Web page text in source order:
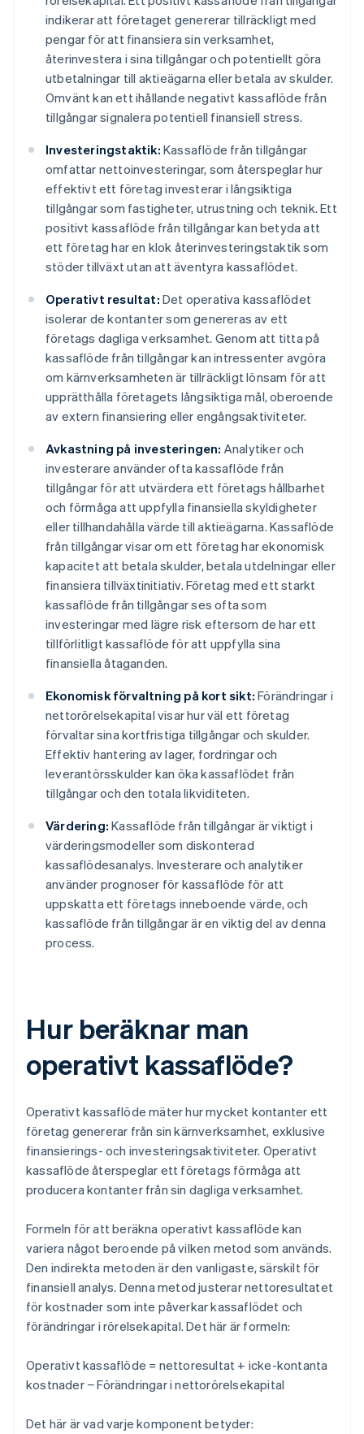
indikerar att företaget genererar tillräckligt med
pengar för att finansiera sin verksamhet,
återinvestera i sina tillgångar och potentiellt göra
utbetalningar till aktieägarna eller betala av skulder.
Omvänt kan ett ihållande negativt kassaflöde från
tillgångar signalera potentiell finansiell stress.
Investeringstaktik: Kassaflöde från tillgångar
omfattar nettoinvesteringar, som återspeglar hur
effektivt ett företag investerar i långsiktiga
tillgångar som fastigheter, utrustning och teknik. Ett
positivt kassaflöde från tillgångar kan betyda att
ett företag har en klok återinvesteringstaktik som
stöder tillväxt utan att äventyra kassaflödet.
Operativt resultat: Det operativa kassaflödet
isolerar de kontanter som genereras av ett
företags dagliga verksamhet. Genom att titta på
kassaflöde från tillgångar kan intressenter avgöra
om kärnverksamheten är tillräckligt lönsam för att
upprätthålla företagets långsiktiga mål, oberoende
av extern finansiering eller engångsaktiviteter.
Avkastning på investeringen: Analytiker och
investerare använder ofta kassaflöde från
tillgångar för att utvärdera ett företags hållbarhet
och förmåga att uppfylla finansiella skyldigheter
eller tillhandahålla värde till aktieägarna. Kassaflöde
från tillgångar visar om ett företag har ekonomisk
kapacitet att betala skulder, betala utdelningar eller
finansiera tillväxtinitiativ. Företag med ett starkt
kassaflöde från tillgångar ses ofta som
investeringar med lägre risk eftersom de har ett
tillförlitligt kassaflöde för att uppfylla sina
finansiella åtaganden.
Ekonomisk förvaltning på kort sikt: Förändringar i
nettorörelsekapital visar hur väl ett företag
förvaltar sina kortfristiga tillgångar och skulder.
Effektiv hantering av lager, fordringar och
leverantörsskulder kan öka kassaflödet från
tillgångar och den totala likviditeten.
Värdering: Kassaflöde från tillgångar är viktigt i
värderingsmodeller som diskonterad
kassaflödesanalys. Investerare och analytiker
använder prognoser för kassaflöde för att
uppskatta ett företags inneboende värde, och
kassaflöde från tillgångar är en viktig del av denna
process.
Hur beräknar man
operativt kassaflöde?
Operativt kassaflöde mäter hur mycket kontanter ett
företag genererar från sin kärnverksamhet, exklusive
finansierings- och investeringsaktiviteter. Operativt
kassaflöde återspeglar ett företags förmåga att
producera kontanter från sin dagliga verksamhet.
Formeln för att beräkna operativt kassaflöde kan
variera något beroende på vilken metod som används.
Den indirekta metoden är den vanligaste, särskilt för
finansiell analys. Denna metod justerar nettoresultatet
för kostnader som inte påverkar kassaflödet och
förändringar i rörelsekapital. Det här är formeln:
Operativt kassaflöde = nettoresultat + icke-kontanta
kostnader − Förändringar i nettorörelsekapital
Det här är vad varje komponent betyder: